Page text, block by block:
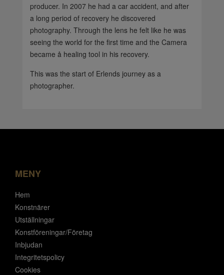
producer. In 2007 he had a car accident, and after
a long period of recovery he discovered
photography. Through the lens he felt like he was
seeing the world for the first time and the Camera
became å healing tool in his recovery.
This was the start of Erlends journey as a
photographer.
MENY
Hem
Konstnärer
Utställningar
Konstföreningar/Företag
Inbjudan
Integritetspolicy
Cookies